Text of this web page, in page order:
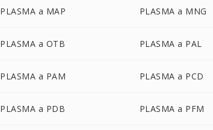
PLASMA a MAP PLASMA a MNG
PLASMA a OTB PLASMA a PAL
PLASMA a PAM PLASMA a PCD
PLASMA a PDB PLASMA a PFM